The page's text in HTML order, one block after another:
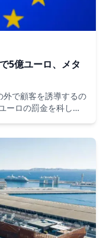
5億ユーロ、メタ
で顧客を誘導するの
ーロの罰金を科しま